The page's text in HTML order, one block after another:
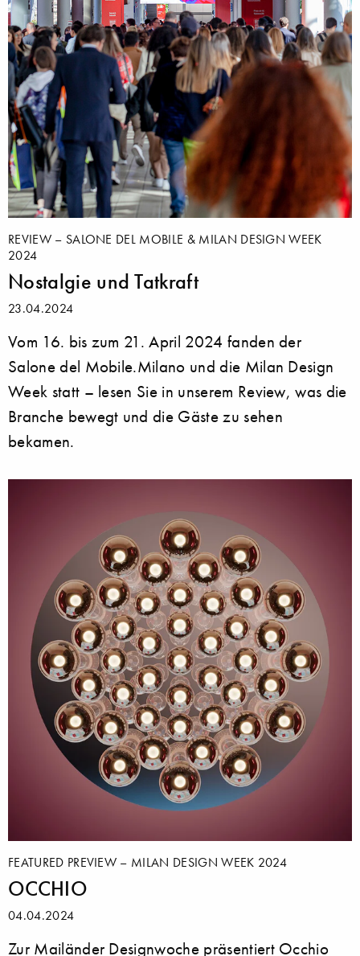
REVIEW – SALONE DEL MOBILE & MILAN DESIGN WEEK
2024
Nostalgie und Tatkraft
23.04.2024
Vom 16. bis zum 21. April 2024 fanden der
Salone del Mobile.Milano und die Milan Design
Week statt – lesen Sie in unserem Review, was die
Branche bewegt und die Gäste zu sehen
bekamen.
FEATURED PREVIEW – MILAN DESIGN WEEK 2024
OCCHIO
04.04.2024
Zur Mailänder Designwoche präsentiert Occhio